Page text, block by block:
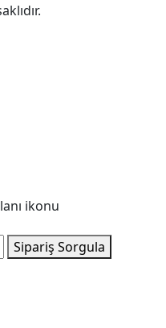
Sipariş Sorgula